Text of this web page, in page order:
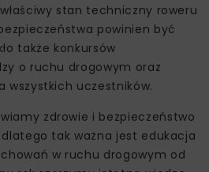
stan techniczny roweru
powinien być
także konkursów
o ruchu drogowym oraz
wszystkich uczestników.
zdrowie i bezpieczeństwo
tak ważna jest edukacja
w ruchu drogowym od